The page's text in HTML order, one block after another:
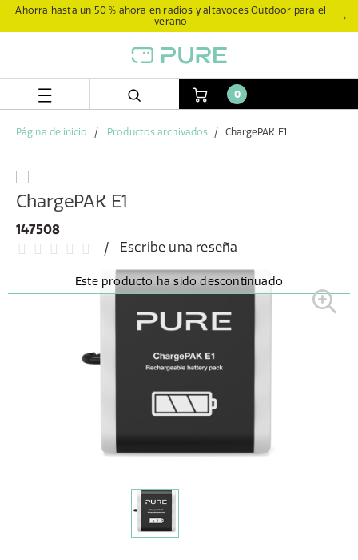
Skip
SkipAhorra hasta un 50 % ahora en radios y altavoces Outdoor para el
verano
→
0
Página de inicio Productos archivados ChargePAK E1
ChargePAK E1
147508
Escribe una reseña